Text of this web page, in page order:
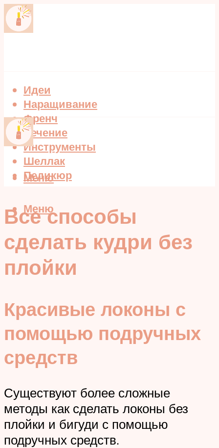
Идеи
Наращивание
Френч
Лечение
Инструменты
Шеллак
Педикюр
Меню
Меню
Все способы
сделать кудри без
плойки
Красивые локоны с
помощью подручных
средств
Существуют более сложные
методы как сделать локоны без
плойки и бигуди с помощью
подручных средств.